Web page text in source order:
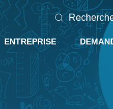
ENTREPRISE